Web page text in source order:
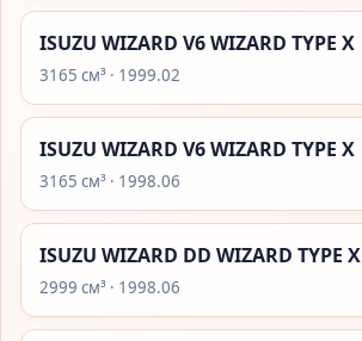
ISUZU WIZARD V6 WIZARD TYPE X
3165 см³ · 1999.02
ISUZU WIZARD V6 WIZARD TYPE X
3165 см³ · 1998.06
ISUZU WIZARD DD WIZARD TYPE X
2999 см³ · 1998.06